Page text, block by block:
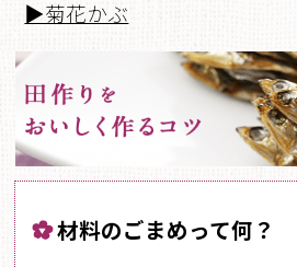
▶菊花かぶ
材料のごまめって何？